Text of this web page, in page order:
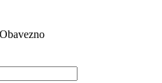
Obavezno